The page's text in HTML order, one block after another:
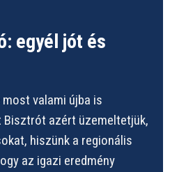
egyél jót és
valami újba is
Bisztrót azért üzemeltetjük,
hiszünk a regionális
az igazi eredmény